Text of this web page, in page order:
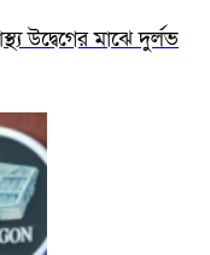
উদ্বেগের মাঝে দুর্লভ